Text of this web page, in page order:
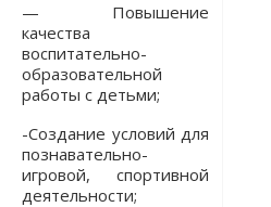
— Повышение
качества
воспитательно-
образовательной
работы с детьми;
-Создание условий для
познавательно-
игровой, спортивной
деятельности;